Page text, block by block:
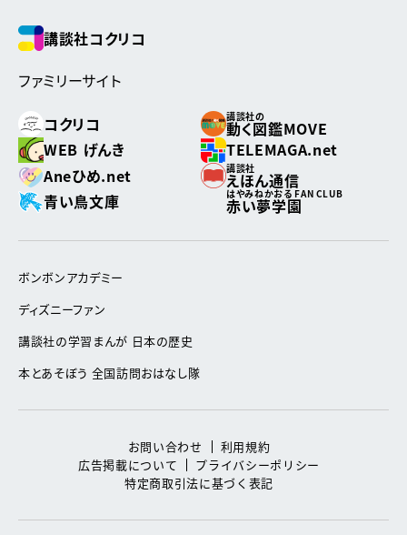
講談社コクリコ
ファミリーサイト
コクリコ
講談社の
動く図鑑MOVE
WEB げんき
TELEMAGA.net
Aneひめ.net
講談社
えほん通信
青い鳥文庫
はやみねかおる FAN CLUB
赤い夢学園
ボンボンアカデミー
ディズニーファン
講談社の学習まんが 日本の歴史
本とあそぼう 全国訪問おはなし隊
お問い合わせ
利用規約
広告掲載について
プライバシーポリシー
特定商取引法に基づく表記